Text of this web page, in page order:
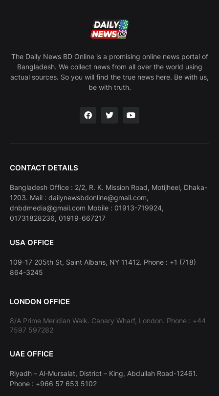
The Daily News BD Online is a promising online news portal of
Bangladesh. We collect news from all over the world using
actual sources. So you will find the true news here. Be with us,
be with truth.
CONTACT DETAILS
Bangladesh Office : 2/2, R. K. Mission Road, Motijheel, Dhaka-
1203. Mail : dailynewsbdonline@gmail.com,
dnbdmedia@gmail.com Mobile : 01913-719924,
01731828236, 01919-667217
USA OFFICE
109-17 205th St, Saint Albans, NY 11412. Phone : +1 (718)
864-3245
LONDON OFFICE
8/A Prime Meridian Walk. Canary Wharf, London. Phone : +44
7597 597282
UAE OFFICE
Riyadh – Al-Mursalat, District – King, Abdullah Road-12461.
Phone : +966 57 653 5102